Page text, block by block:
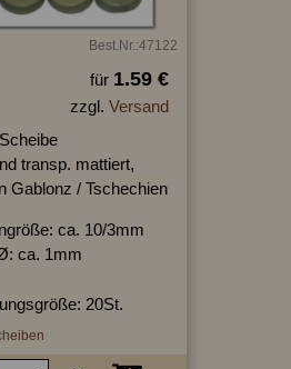
Best.Nr.:47122
für 1.59 €
zzgl. Versand
transp. mattiert,
Gablonz / Tschechien
ca. 10/3mm
ca. 1mm
20St.